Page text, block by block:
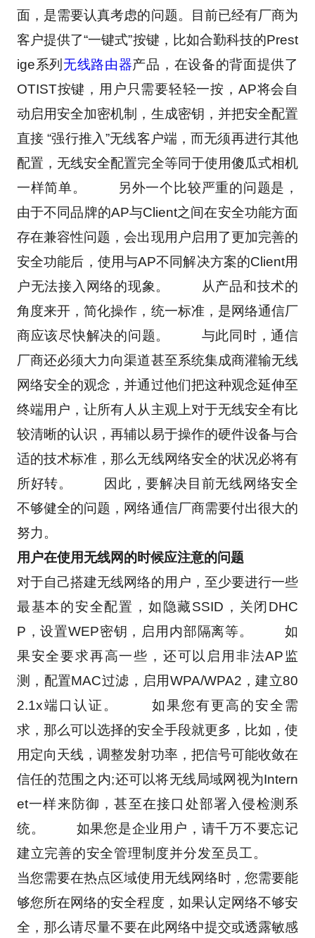
面，是需要认真考虑的问题。目前已经有厂商为
客户提供了“一键式”按键，比如合勤科技的Prest
ige系列 无线路由器产品，在设备的背面提供了
OTIST按键，用户只需要轻轻一按，AP将会自
动启用安全加密机制，生成密钥，并把安全配置
直接 “强行推入”无线客户端，而无须再进行其他
配置，无线安全配置完全等同于使用傻瓜式相机
一样简单。 　　另外一个比较严重的问题是，
由于不同品牌的AP与Client之间在安全功能方面
存在兼容性问题，会出现用户启用了更加完善的
安全功能后，使用与AP不同解决方案的Client用
户无法接入网络的现象。 　　从产品和技术的
角度来开，简化操作，统一标准，是网络通信厂
商应该尽快解决的问题。 　　与此同时，通信
厂商还必须大力向渠道甚至系统集成商灌输无线
网络安全的观念，并通过他们把这种观念延伸至
终端用户，让所有人从主观上对于无线安全有比
较清晰的认识，再辅以易于操作的硬件设备与合
适的技术标准，那么无线网络安全的状况必将有
所好转。 　　因此，要解决目前无线网络安全
不够健全的问题，网络通信厂商需要付出很大的
努力。
用户在使用无线网的时候应注意的问题
对于自己搭建无线网络的用户，至少要进行一些
最基本的安全配置，如隐藏SSID，关闭DHC
P，设置WEP密钥，启用内部隔离等。 　　如
果安全要求再高一些，还可以启用非法AP监
测，配置MAC过滤，启用WPA/WPA2，建立80
2.1x端口认证。 　　如果您有更高的安全需
求，那么可以选择的安全手段就更多，比如，使
用定向天线，调整发射功率，把信号可能收敛在
信任的范围之内;还可以将无线局域网视为Intern
et一样来防御，甚至在接口处部署入侵检测系
统。 　　如果您是企业用户，请千万不要忘记
建立完善的安全管理制度并分发至员工。
当您需要在热点区域使用无线网络时，您需要能
够您所在网络的安全程度，如果认定网络不够安
全，那么请尽量不要在此网络中提交或透露敏感